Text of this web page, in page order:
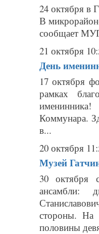
24 октября в
В
сообщает
21 октября
День
17 октября
рамках
Коммунара.
в...
20 октября
Музей
30 октября
ансамбли:
стороны. На
половины